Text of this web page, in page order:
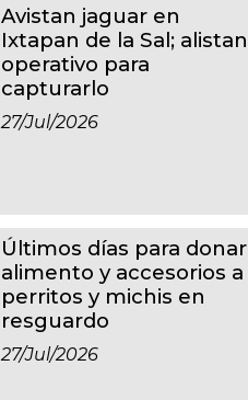
Avistan jaguar en
Ixtapan de la Sal; alistan
operativo para
capturarlo
27/jul/2026
Últimos días para donar
alimento y accesorios a
perritos y michis en
resguardo
27/jul/2026